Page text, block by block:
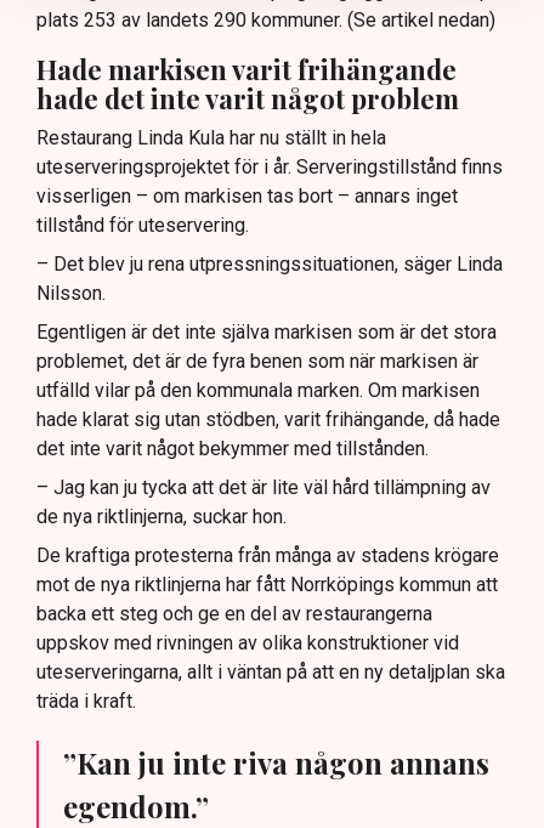
plats 253 av landets 290 kommuner. (Se artikel nedan)
Hade markisen varit frihängande
hade det inte varit något problem
Restaurang Linda Kula har nu ställt in hela
uteserveringsprojektet för i år. Serveringstillstånd finns
visserligen – om markisen tas bort – annars inget
tillstånd för uteservering.
– Det blev ju rena utpressningssituationen, säger Linda
Nilsson.
Egentligen är det inte själva markisen som är det stora
problemet, det är de fyra benen som när markisen är
utfälld vilar på den kommunala marken. Om markisen
hade klarat sig utan stödben, varit frihängande, då hade
det inte varit något bekymmer med tillstånden.
– Jag kan ju tycka att det är lite väl hård tillämpning av
de nya riktlinjerna, suckar hon.
De kraftiga protesterna från många av stadens krögare
mot de nya riktlinjerna har fått Norrköpings kommun att
backa ett steg och ge en del av restaurangerna
uppskov med rivningen av olika konstruktioner vid
uteserveringarna, allt i väntan på att en ny detaljplan ska
träda i kraft.
”Kan ju inte riva någon annans
egendom.”